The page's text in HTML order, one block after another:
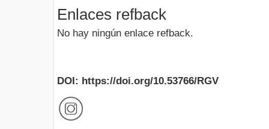
Enlaces refback
No hay ningún enlace refback.
DOI: https://doi.org/10.53766/RGV